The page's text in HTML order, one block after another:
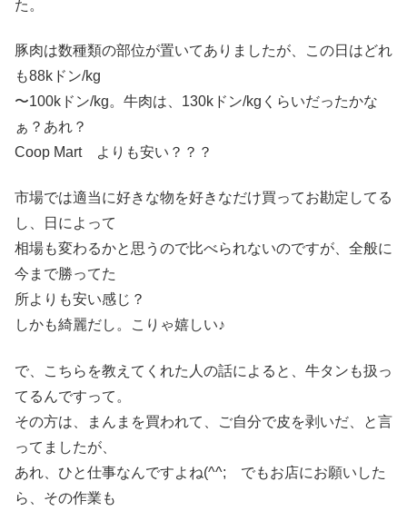
た。
豚肉は数種類の部位が置いてありましたが、この日はどれ
も88kドン/kg
〜100kドン/kg。牛肉は、130kドン/kgくらいだったかな
ぁ？あれ？
Coop Mart よりも安い？？？
市場では適当に好きな物を好きなだけ買ってお勘定してる
し、日によって
相場も変わるかと思うので比べられないのですが、全般に
今まで勝ってた
所よりも安い感じ？
しかも綺麗だし。こりゃ嬉しい♪
で、こちらを教えてくれた人の話によると、牛タンも扱っ
てるんですって。
その方は、まんまを買われて、ご自分で皮を剥いだ、と言
ってましたが、
あれ、ひと仕事なんですよね(^^; でもお店にお願いした
ら、その作業も